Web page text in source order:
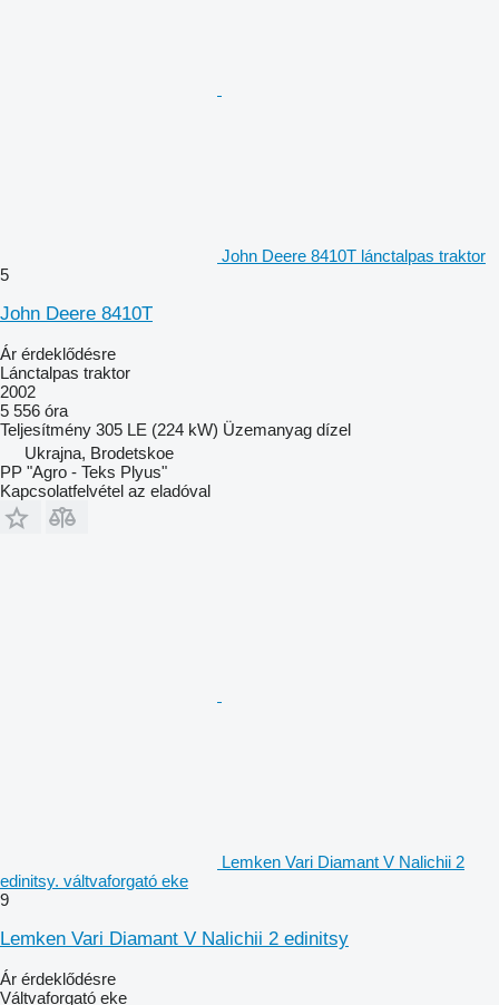
John Deere 8410T lánctalpas traktor
5
John Deere 8410T
Ár érdeklődésre
Lánctalpas traktor
2002
5 556 óra
Teljesítmény 305 LE (224 kW) Üzemanyag dízel
Ukrajna, Brodetskoe
PP "Agro - Teks Plyus"
Kapcsolatfelvétel az eladóval
Lemken Vari Diamant V Nalichii 2
edinitsy. váltvaforgató eke
9
Lemken Vari Diamant V Nalichii 2 edinitsy
Ár érdeklődésre
Váltvaforgató eke